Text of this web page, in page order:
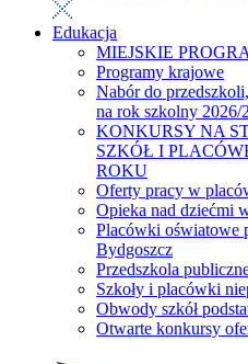
Edukacja
MIEJSKIE
Programy krajowe
Nabór do
na rok szkolny 2026/
KONKURSY NA
SZKÓŁ I
ROKU
Oferty pracy w
Opieka nad dziećmi
Placówki oświatowe
Bydgoszcz
Przedszkola
Szkoły i placówki
Obwody szkół
Otwarte konkursy